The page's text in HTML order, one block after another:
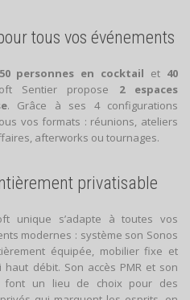
tous vos événements
50 personnes en cocktail et 40
Sentier propose 2 espaces
. Grâce à ses 4 configurations
vos formats : réunions, ateliers
afterworks ou tournages.
privatisable
unique s’adapte à toutes vos
modernes : système son Sonos
équipée, mobilier fixe et
haut débit. Son accès PMR et son
font un lieu de choix pour des